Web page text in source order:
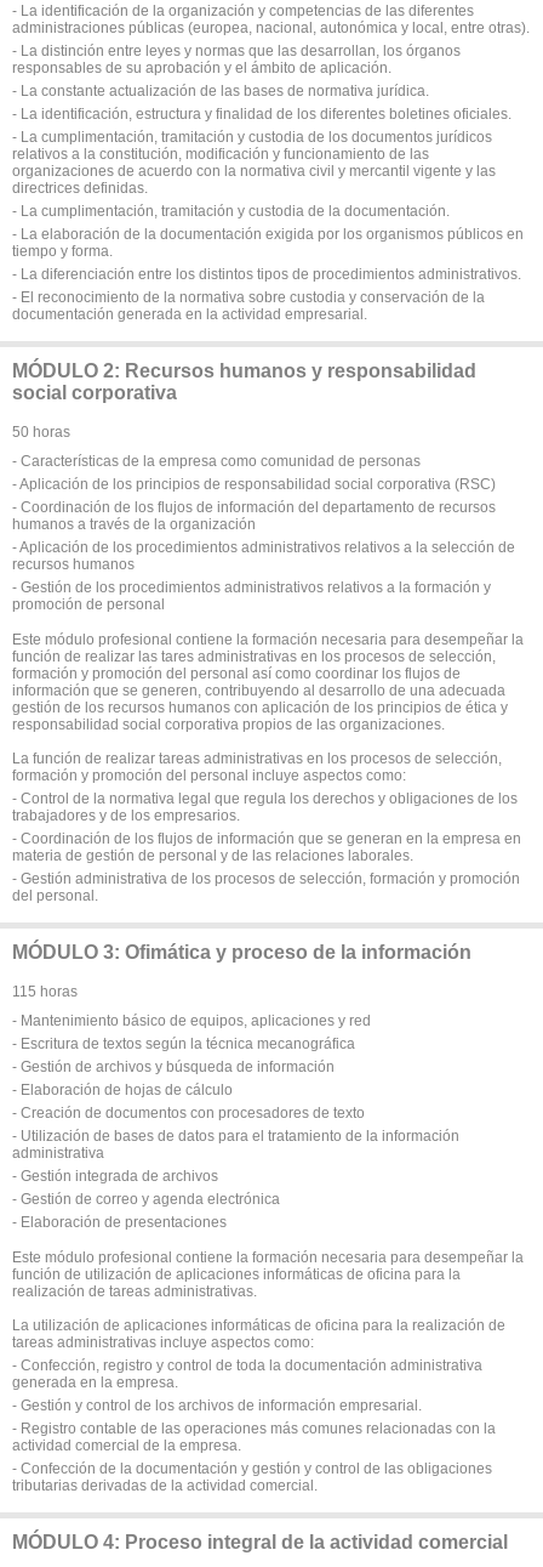
- La identificación de la organización y competencias de las diferentes
administraciones públicas (europea, nacional, autonómica y local, entre otras).
- La distinción entre leyes y normas que las desarrollan, los órganos
responsables de su aprobación y el ámbito de aplicación.
- La constante actualización de las bases de normativa jurídica.
- La identificación, estructura y finalidad de los diferentes boletines oficiales.
- La cumplimentación, tramitación y custodia de los documentos jurídicos
relativos a la constitución, modificación y funcionamiento de las
organizaciones de acuerdo con la normativa civil y mercantil vigente y las
directrices definidas.
- La cumplimentación, tramitación y custodia de la documentación.
- La elaboración de la documentación exigida por los organismos públicos en
tiempo y forma.
- La diferenciación entre los distintos tipos de procedimientos administrativos.
- El reconocimiento de la normativa sobre custodia y conservación de la
documentación generada en la actividad empresarial.
MÓDULO 2: Recursos humanos y responsabilidad
social corporativa
50 horas
- Características de la empresa como comunidad de personas
- Aplicación de los principios de responsabilidad social corporativa (RSC)
- Coordinación de los flujos de información del departamento de recursos
humanos a través de la organización
- Aplicación de los procedimientos administrativos relativos a la selección de
recursos humanos
- Gestión de los procedimientos administrativos relativos a la formación y
promoción de personal
Este módulo profesional contiene la formación necesaria para desempeñar la
función de realizar las tares administrativas en los procesos de selección,
formación y promoción del personal así como coordinar los flujos de
información que se generen, contribuyendo al desarrollo de una adecuada
gestión de los recursos humanos con aplicación de los principios de ética y
responsabilidad social corporativa propios de las organizaciones.
La función de realizar tareas administrativas en los procesos de selección,
formación y promoción del personal incluye aspectos como:
- Control de la normativa legal que regula los derechos y obligaciones de los
trabajadores y de los empresarios.
- Coordinación de los flujos de información que se generan en la empresa en
materia de gestión de personal y de las relaciones laborales.
- Gestión administrativa de los procesos de selección, formación y promoción
del personal.
MÓDULO 3: Ofimática y proceso de la información
115 horas
- Mantenimiento básico de equipos, aplicaciones y red
- Escritura de textos según la técnica mecanográfica
- Gestión de archivos y búsqueda de información
- Elaboración de hojas de cálculo
- Creación de documentos con procesadores de texto
- Utilización de bases de datos para el tratamiento de la información
administrativa
- Gestión integrada de archivos
- Gestión de correo y agenda electrónica
- Elaboración de presentaciones
Este módulo profesional contiene la formación necesaria para desempeñar la
función de utilización de aplicaciones informáticas de oficina para la
realización de tareas administrativas.
La utilización de aplicaciones informáticas de oficina para la realización de
tareas administrativas incluye aspectos como:
- Confección, registro y control de toda la documentación administrativa
generada en la empresa.
- Gestión y control de los archivos de información empresarial.
- Registro contable de las operaciones más comunes relacionadas con la
actividad comercial de la empresa.
- Confección de la documentación y gestión y control de las obligaciones
tributarias derivadas de la actividad comercial.
MÓDULO 4: Proceso integral de la actividad comercial